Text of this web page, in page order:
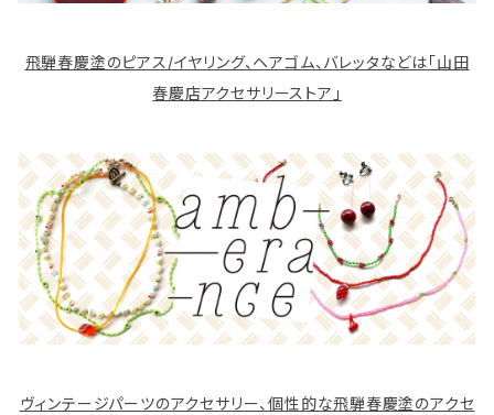
飛騨春慶塗のピアス/イヤリング、ヘアゴム、バレッタなどは「山田
春慶店アクセサリーストア」
ヴィンテージパーツのアクセサリー、個性的な飛騨春慶塗のアクセ